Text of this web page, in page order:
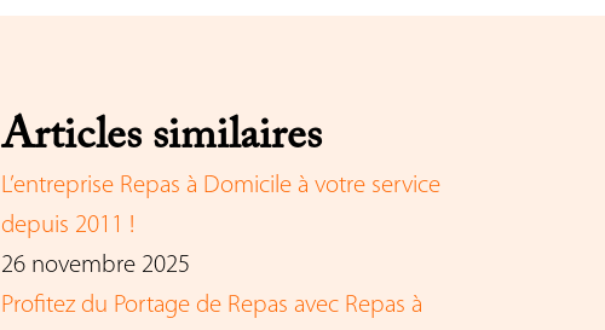
Articles similaires
L’entreprise Repas à Domicile à votre service
depuis 2011 !
26 novembre 2025
Profitez du Portage de Repas avec Repas à